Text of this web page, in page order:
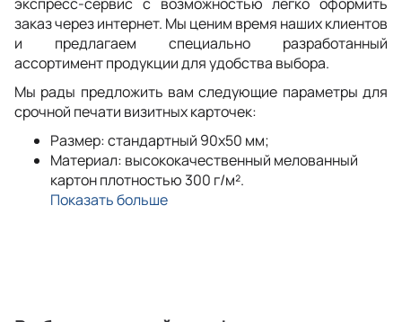
заказ через интернет. Мы ценим время наших клиентов
и предлагаем специально разработанный
ассортимент продукции для удобства выбора.
Мы рады предложить вам следующие параметры для
срочной печати визитных карточек:
Размер: стандартный 90x50 мм;
Материал: высококачественный мелованный
картон плотностью 300 г/м².
Показать больше